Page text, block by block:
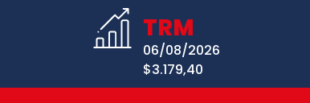
TRM
06/08/2026
$3.179,40